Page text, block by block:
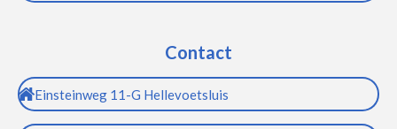
Contact
Einsteinweg 11-G Hellevoetsluis